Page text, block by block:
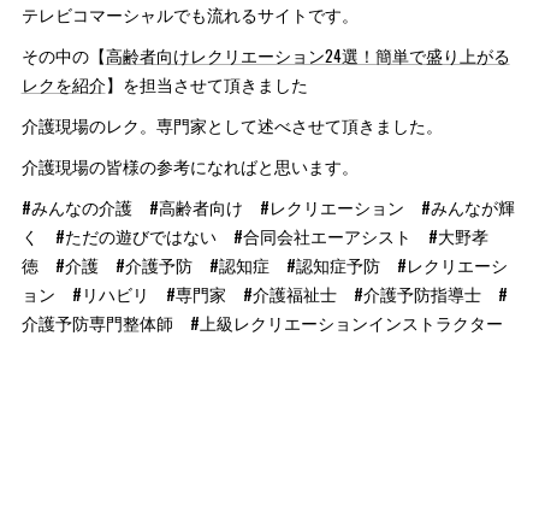
テレビコマーシャルでも流れるサイトです。
その中の【高齢者向けレクリエーション24選！簡単で盛り上がる
レクを紹介】を担当させて頂きました
介護現場のレク。専門家として述べさせて頂きました。
介護現場の皆様の参考になればと思います。
#みんなの介護 #高齢者向け #レクリエーション #みんなが輝
く #ただの遊びではない #合同会社エーアシスト #大野孝
徳 #介護 #介護予防 #認知症 #認知症予防 #レクリエーシ
ョン #リハビリ #専門家 #介護福祉士 #介護予防指導士 #
介護予防専門整体師 #上級レクリエーションインストラクター